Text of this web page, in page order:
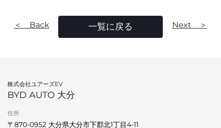
＜ Back 一覧に戻る Next ＞
株式会社ユアーズEV
BYD AUTO 大分
住所
〒870-0952 大分県大分市下郡北1丁目4-11